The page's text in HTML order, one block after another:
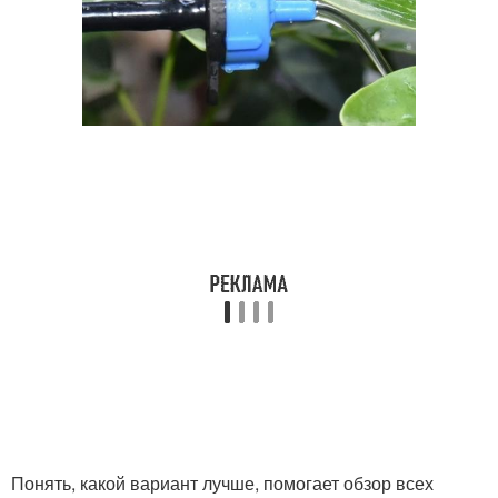
Понять, какой вариант лучше, помогает обзор всех